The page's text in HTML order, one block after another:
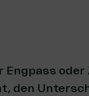
oder
den